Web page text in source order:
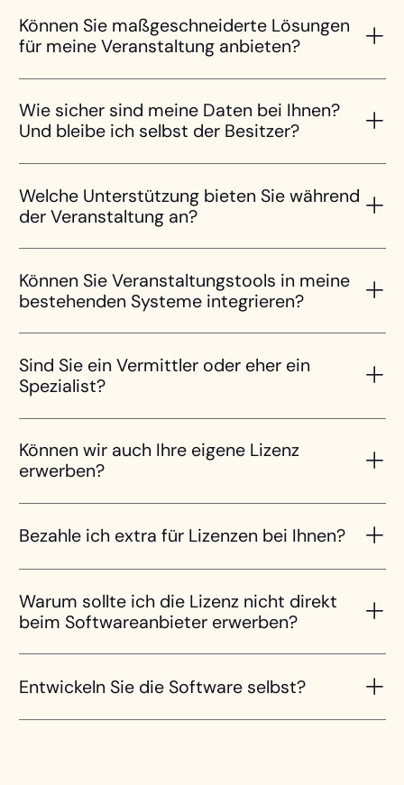
Können Sie maßgeschneiderte Lösungen
für meine Veranstaltung anbieten?
Wie sicher sind meine Daten bei Ihnen?
Und bleibe ich selbst der Besitzer?
Welche Unterstützung bieten Sie während
der Veranstaltung an?
Können Sie Veranstaltungstools in meine
bestehenden Systeme integrieren?
Sind Sie ein Vermittler oder eher ein
Spezialist?
Können wir auch Ihre eigene Lizenz
erwerben?
Bezahle ich extra für Lizenzen bei Ihnen?
Warum sollte ich die Lizenz nicht direkt
beim Softwareanbieter erwerben?
Entwickeln Sie die Software selbst?